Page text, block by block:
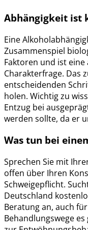
Abhängigkeit ist
Eine
Zusammenspiel
Faktoren und ist
Charakterfrage. Das
entscheidenden
holen. Wichtig zu
Entzug bei
werden sollte, da er
Was tun bei
Sprechen Sie mit
offen über Ihren
Schweigepflicht.
Deutschland
Beratung an, auch
Behandlungswege